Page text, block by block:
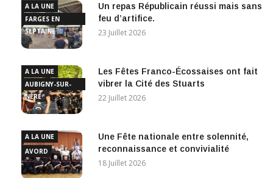
A LA UNE
FARGES EN
SEPTAINE
Un repas Républicain réussi mais sans
feu d’artifice.
23 Juillet 2026
A LA UNE
AUBIGNY-SUR-
NÈRE
Les Fêtes Franco-Écossaises ont fait
vibrer la Cité des Stuarts
22 Juillet 2026
A LA UNE
AVORD
Une Fête nationale entre solennité,
reconnaissance et convivialité
18 Juillet 2026